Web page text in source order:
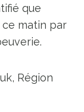
que
matin par
Région